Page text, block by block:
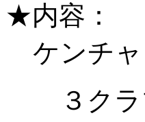
★内容：
ケンチ
３ク